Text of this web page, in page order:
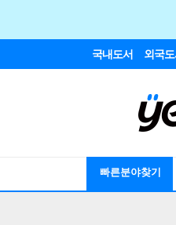
국내도서 외국도
빠른분야찾기